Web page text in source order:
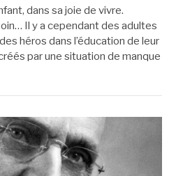
dans sa joie de vivre.
Il y a cependant des adultes
héros dans l’éducation de leur
par une situation de manque